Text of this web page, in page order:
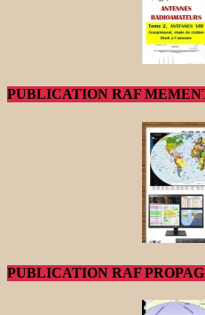
PUBLICATION RAF
PUBLICATION RAF